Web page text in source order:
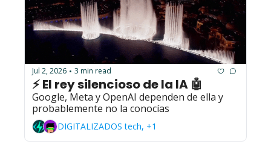
Jul 2, 2026 • 3 min read
⚡ El rey silencioso de la IA 🤖
Google, Meta y OpenAI dependen de ella y
probablemente no la conocías
DIGITALIZADOS tech, +1